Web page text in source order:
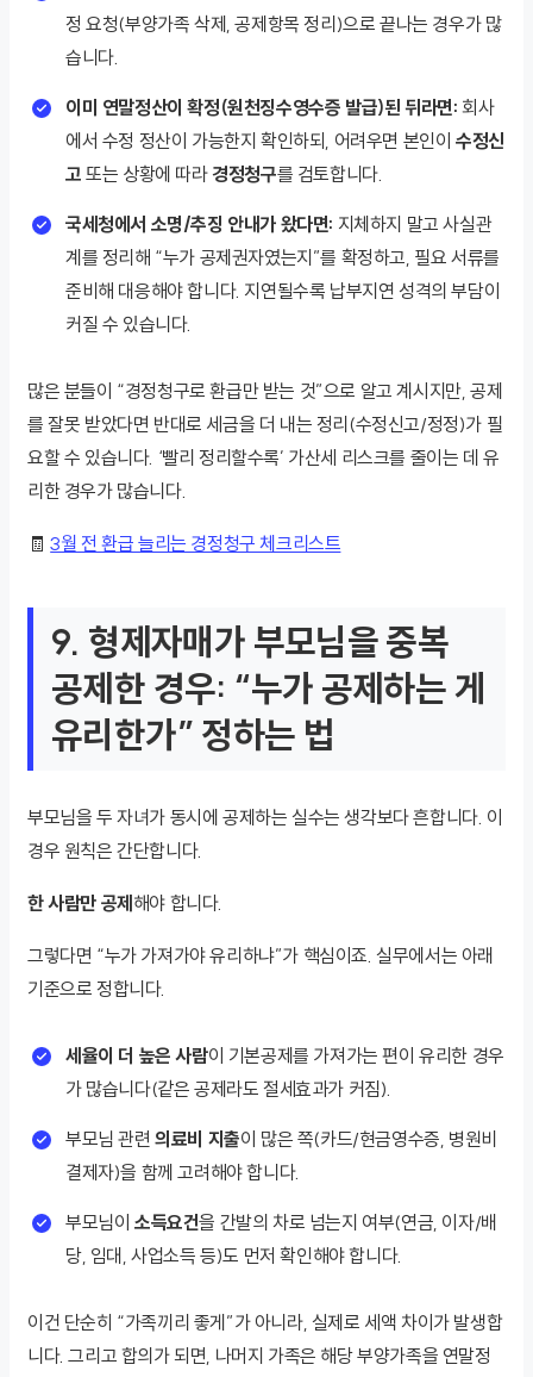
정 요청(부양가족 삭제, 공제항목 정리)으로 끝나는 경우가 많
습니다.
이미 연말정산이 확정(원천징수영수증 발급)된 뒤라면: 회사
에서 수정 정산이 가능한지 확인하되, 어려우면 본인이수정신
고 또는 상황에 따라경정청구를 검토합니다.
국세청에서 소명/추징 안내가 왔다면: 지체하지 말고 사실관
계를 정리해 “누가 공제권자였는지”를 확정하고, 필요 서류를
준비해 대응해야 합니다. 지연될수록 납부지연 성격의 부담이
커질 수 있습니다.
많은 분들이 “경정청구로 환급만 받는 것”으로 알고 계시지만, 공제
를 잘못 받았다면 반대로 세금을 더 내는 정리(수정신고/정정)가 필
요할 수 있습니다. ‘빨리 정리할수록’ 가산세 리스크를 줄이는 데 유
리한 경우가 많습니다.
🧾3월 전 환급 늘리는 경정청구 체크리스트
9. 형제자매가 부모님을 중복
공제한 경우: “누가 공제하는 게
유리한가” 정하는 법
부모님을 두 자녀가 동시에 공제하는 실수는 생각보다 흔합니다. 이
경우 원칙은 간단합니다.
한 사람만 공제해야 합니다.
그렇다면 “누가 가져가야 유리하냐”가 핵심이죠. 실무에서는 아래
기준으로 정합니다.
세율이 더 높은 사람이 기본공제를 가져가는 편이 유리한 경우
가 많습니다(같은 공제라도 절세효과가 커짐).
부모님 관련의료비 지출이 많은 쪽(카드/현금영수증, 병원비
결제자)을 함께 고려해야 합니다.
부모님이 소득요건을 간발의 차로 넘는지 여부(연금, 이자/배
당, 임대, 사업소득 등)도 먼저 확인해야 합니다.
이건 단순히 “가족끼리 좋게”가 아니라, 실제로 세액 차이가 발생합
니다. 그리고 합의가 되면, 나머지 가족은 해당 부양가족을 연말정